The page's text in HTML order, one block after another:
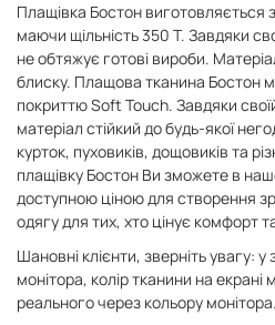
Плащівка Бостон виготовляється
маючи щільність 350 Т. Завдяки
не обтяжує готові вироби.
блиску. Плащова тканина Бостон
покриттю Soft Touch. Завдяки
матеріал стійкий до будь-якої
курток, пуховиків, дощовиків та
плащівку Бостон Ви зможете в
доступною ціною для створення
одягу для тих, хто цінує комфорт
Шановні клієнти, зверніть увагу:
монітора, колір тканини на екрані
реального через кольору монітора.